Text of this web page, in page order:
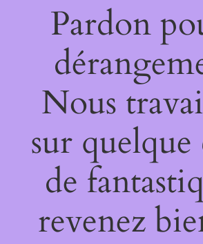
Pardon
Nous
sur quelque
de
revenez